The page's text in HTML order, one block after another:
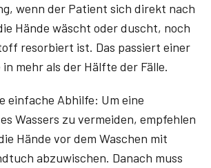
wenn der Patient sich direkt nach
Hände wäscht oder duscht, noch
resorbiert ist. Das passiert einer
mehr als der Hälfte der Fälle.
einfache Abhilfe: Um eine
Wassers zu vermeiden, empfehlen
Hände vor dem Waschen mit
abzuwischen. Danach muss